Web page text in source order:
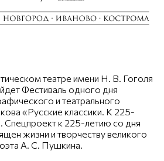
театре имени Н. В. Гоголя
Фестиваль одного дня
и театрального
«Русские классики. К 225-
к 225-летию со дня
жизни и творчеству великого
А. С. Пушкина.